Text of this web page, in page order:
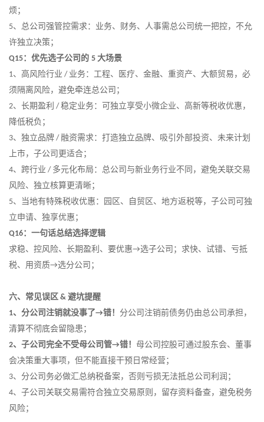
烦 ；
5、 总公司强管控需求：业务、财务、人事需总公司统一把控，不允
许独立决策 ；
Q15：优先选子公司的 5 大场景
1、 高风险行业 / 业务：工程、医疗、金融、重资产、大额贸易，必
须隔离风险，避免牵连总公司 ；
2、 长期盈利 / 稳定业务：可独立享受小微企业、高新等税收优惠，
降低税负 ；
3、 独立品牌 / 融资需求：打造独立品牌、吸引外部投资、未来计划
上市，子公司更适合；
4、 跨行业 / 多元化布局：总公司与新业务行业不同，避免关联交易
风险、独立核算更清晰；
5、
当地有特殊税收优惠：园区、自贸区、地方返税等，子公司可独
立申请、独享优惠 ；
Q16：一句话总结选择逻辑
求稳、控风险、长期盈利、要优惠→选子公司；求快、试错、亏抵
税、用资质→选分公司 ；
六、常见误区 & 避坑提醒
1、 分公司注销就没事了→错！ 分公司注销前债务仍由总公司承担，
清算不彻底会留隐患 ；
2、 子公司完全不受母公司管→错！ 母公司控股可通过股东会、董事
会决策重大事项，但不能直接干预日常经营 ；
3、 分公司务必做汇总纳税备案，否则亏损无法抵总公司利润 ；
4、 子公司关联交易需符合独立交易原则，留存资料备查，避免税务
风险；